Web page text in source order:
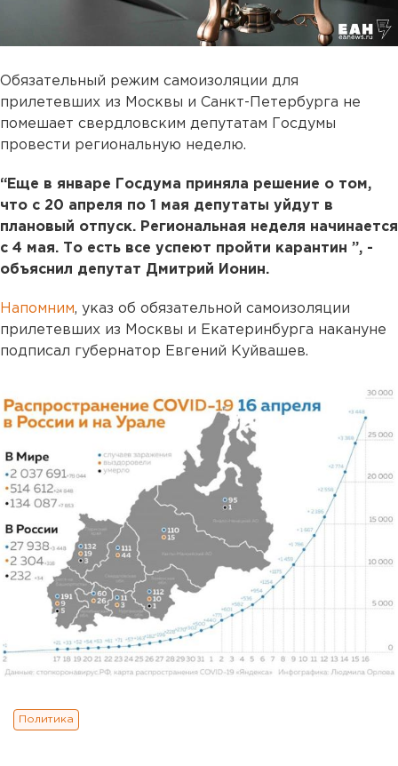
Обязательный режим самоизоляции для
прилетевших из Москвы и Санкт-Петербурга не
помешает свердловским депутатам Госдумы
провести региональную неделю.
“Еще в январе Госдума приняла решение о том,
что с 20 апреля по 1 мая депутаты уйдут в
плановый отпуск. Региональная неделя начинается
с 4 мая. То есть все успеют пройти карантин ”, -
объяснил депутат Дмитрий Ионин.
Напомним, указ об обязательной самоизоляции
прилетевших из Москвы и Екатеринбурга накануне
подписал губернатор Евгений Куйвашев.
Политика